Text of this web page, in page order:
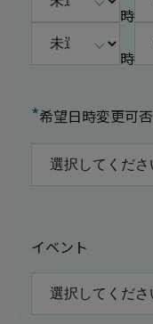
時
時
*希望日時変更可否
イベント